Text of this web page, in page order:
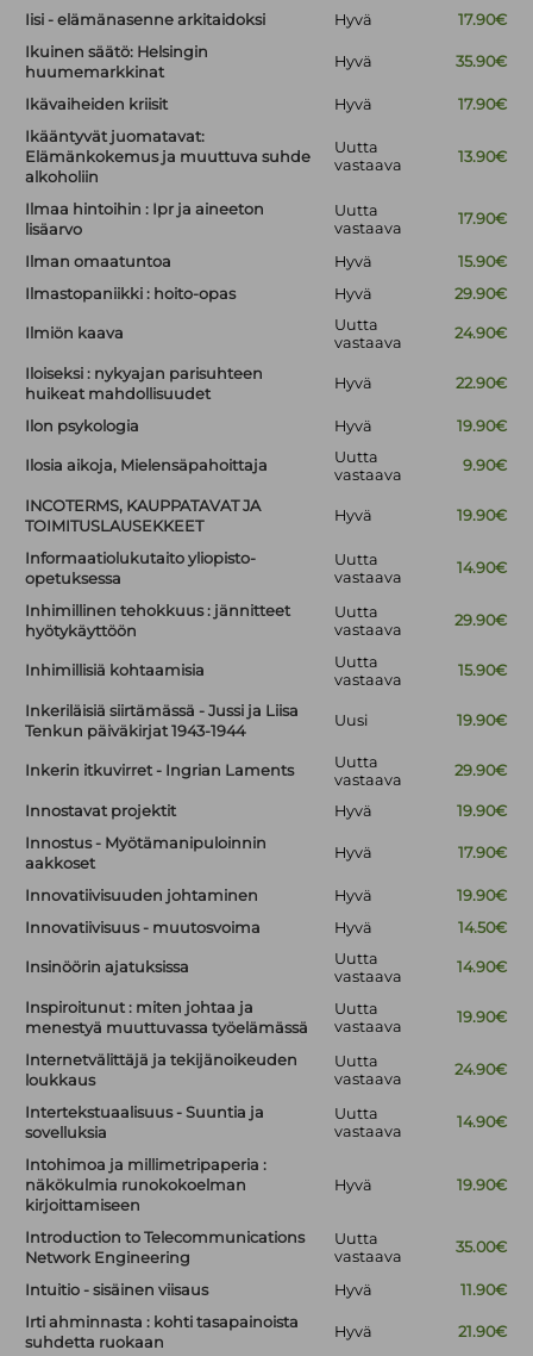
Iisi - elämänasenne arkitaidoksi Hyvä
17.90€
Ikuinen säätö: Helsingin
huumemarkkinat
Hyvä 35.90€
Ikävaiheiden kriisit Hyvä
17.90€
Ikääntyvät juomatavat:
Elämänkokemus ja muuttuva suhde
alkoholiin
Uutta
vastaava
13.90€
Ilmaa hintoihin : Ipr ja aineeton
lisäarvo
Uutta
vastaava
17.90€
Ilman omaatuntoa Hyvä
15.90€
Ilmastopaniikki : hoito-opas
Hyvä 29.90€
Ilmiön kaava
Uutta
vastaava
24.90€
Iloiseksi : nykyajan parisuhteen
huikeat mahdollisuudet
Hyvä 22.90€
Ilon psykologia Hyvä 19.90€
Ilosia aikoja, Mielensäpahoittaja
Uutta
vastaava
9.90€
INCOTERMS, KAUPPATAVAT JA
TOIMITUSLAUSEKKEET
Hyvä 19.90€
Informaatiolukutaito yliopisto-
opetuksessa
Uutta
vastaava
14.90€
Inhimillinen tehokkuus : jännitteet
hyötykäyttöön
Uutta
vastaava
29.90€
Inhimillisiä kohtaamisia
Uutta
vastaava
15.90€
Inkeriläisiä siirtämässä - Jussi ja Liisa
Tenkun päiväkirjat 1943-1944
Uusi 19.90€
Inkerin itkuvirret - Ingrian Laments
Uutta
vastaava
29.90€
Innostavat projektit Hyvä
19.90€
Innostus - Myötämanipuloinnin
aakkoset
Hyvä 17.90€
Innovatiivisuuden johtaminen Hyvä
19.90€
Innovatiivisuus - muutosvoima
Hyvä 14.50€
Insinöörin ajatuksissa
Uutta
vastaava
14.90€
Inspiroitunut : miten johtaa ja
menestyä muuttuvassa työelämässä
Uutta
vastaava
19.90€
Internetvälittäjä ja tekijänoikeuden
loukkaus
Uutta
vastaava
24.90€
Intertekstuaalisuus - Suuntia ja
sovelluksia
Uutta
vastaava
14.90€
Intohimoa ja millimetripaperia :
näkökulmia runokokoelman
kirjoittamiseen
Hyvä 19.90€
Introduction to Telecommunications
Network Engineering
Uutta
vastaava
35.00€
Intuitio - sisäinen viisaus Hyvä
11.90€
Irti ahminnasta : kohti tasapainoista
suhdetta ruokaan
Hyvä 21.90€